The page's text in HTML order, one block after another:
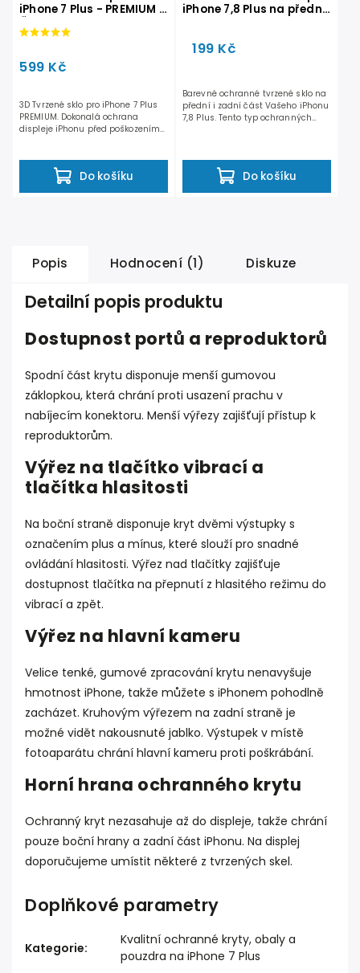
iPhone 7 Plus - PREMIUM -
599 Kč
Do košíku
3D Tvrzené sklo pro iPhone 7 Plus
PREMIUM. Dokonalá ochrana
displeje iPhonu před poškozením
iPhone 7,8 Plus na přední
199 Kč
Do košíku
Barevné ochranné tvrzené sklo na
přední i zadní část Vašeho iPhonu
7,8 Plus. Tento typ ochranných
Popis Hodnocení (1) Diskuze
Detailní popis produktu
Dostupnost portů a reproduktorů
Spodní část krytu disponuje menší gumovou
záklopkou, která chrání proti usazení prachu v
nabíjecím konektoru. Menší výřezy zajišťují přístup k
reproduktorům.
Výřez na tlačítko vibrací a
tlačítka hlasitosti
Na boční straně disponuje kryt dvěmi výstupky s
označením plus a mínus, které slouží pro snadné
ovládání hlasitosti. Výřez nad tlačítky zajišťuje
dostupnost tlačítka na přepnutí z hlasitého režimu do
vibrací a zpět.
Výřez na hlavní kameru
Velice tenké, gumové zpracování krytu nenavyšuje
hmotnost iPhone, takže můžete s iPhonem pohodlně
zacházet. Kruhovým výřezem na zadní straně je
možné vidět nakousnuté jablko. Výstupek v místě
fotoaparátu chrání hlavní kameru proti poškrábání.
Horní hrana ochranného krytu
Ochranný kryt nezasahuje až do displeje, takže chrání
pouze boční hrany a zadní část iPhonu. Na displej
doporučujeme umístit některé z tvrzených skel.
Doplňkové parametry
Kategorie:
Kvalitní ochranné kryty, obaly a
pouzdra na iPhone 7 Plus